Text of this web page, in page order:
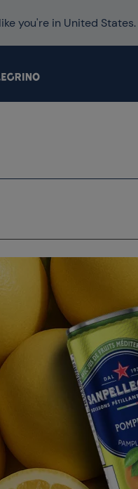
you're in United States.